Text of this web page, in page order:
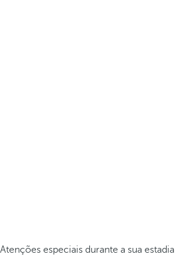
Atenções especiais durante a sua estadia